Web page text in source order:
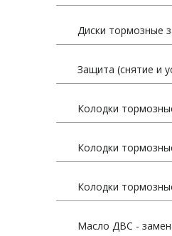
Диски тормозные
Защита (снятие и
Колодки
Колодки
Колодки
Масло ДВС -